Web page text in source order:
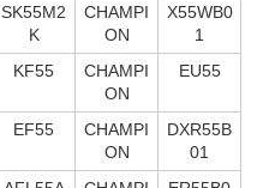
SK55M2
K
CHAMPI
ON
X55WB0
1
KF55
CHAMPI
ON
EU55
EF55
CHAMPI
ON
DXR55B
01